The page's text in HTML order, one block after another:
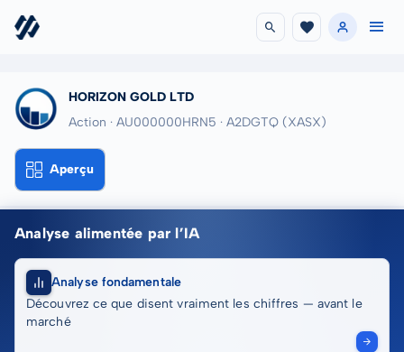
HORIZON GOLD LTD
Action · AU000000HRN5 · A2DGTQ (XASX)
Aperçu
Analyse alimentée par l’IA
Analyse fondamentale
Découvrez ce que disent vraiment les chiffres — avant le
marché